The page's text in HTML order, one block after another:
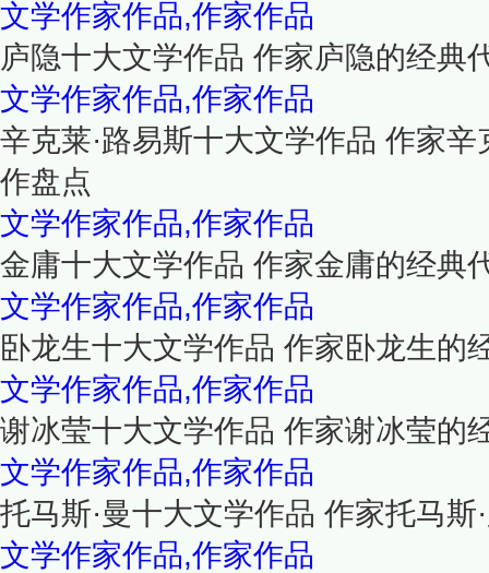
文学作家作品,作家作品
庐隐十大文学作品 作家庐隐的经典
文学作家作品,作家作品
辛克莱·路易斯十大文学作品 作家
作盘点
文学作家作品,作家作品
金庸十大文学作品 作家金庸的经典
文学作家作品,作家作品
卧龙生十大文学作品 作家卧龙生的
文学作家作品,作家作品
谢冰莹十大文学作品 作家谢冰莹的
文学作家作品,作家作品
托马斯·曼十大文学作品 作家托马斯
文学作家作品,作家作品